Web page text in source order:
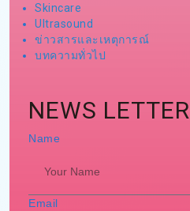
Skincare
Ultrasound
ข่าวสารและเหตุการณ์
บทความทั่วไป
NEWS LETTER
Name
Email